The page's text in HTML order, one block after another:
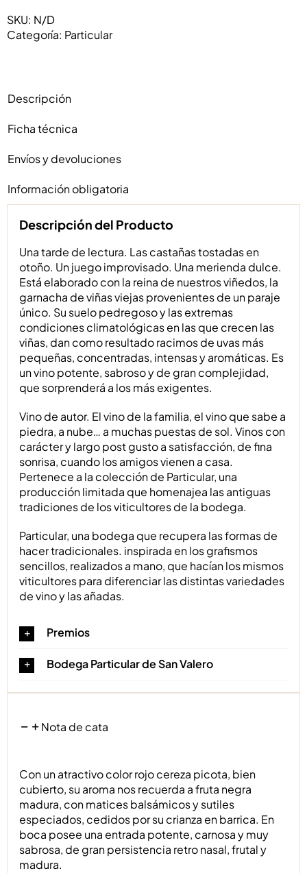
2022
cantidad
SKU: N/D
Categoría: Particular
Descripción
Ficha técnica
Envíos y devoluciones
Información obligatoria
Descripción del Producto
Una tarde de lectura. Las castañas tostadas en
otoño. Un juego improvisado. Una merienda dulce.
Está elaborado con la reina de nuestros viñedos, la
garnacha de viñas viejas provenientes de un paraje
único. Su suelo pedregoso y las extremas
condiciones climatológicas en las que crecen las
viñas, dan como resultado racimos de uvas más
pequeñas, concentradas, intensas y aromáticas. Es
un vino potente, sabroso y de gran complejidad,
que sorprenderá a los más exigentes.
Vino de autor. El vino de la familia, el vino que sabe a
piedra, a nube… a muchas puestas de sol. Vinos con
carácter y largo post gusto a satisfacción, de fina
sonrisa, cuando los amigos vienen a casa.
Pertenece a la colección de Particular, una
producción limitada que homenajea las antiguas
tradiciones de los viticultores de la bodega.
Particular, una bodega que recupera las formas de
hacer tradicionales. inspirada en los grafismos
sencillos, realizados a mano, que hacían los mismos
viticultores para diferenciar las distintas variedades
de vino y las añadas.
Premios
Bodega Particular de San Valero
Nota de cata
Con un atractivo color rojo cereza picota, bien
cubierto, su aroma nos recuerda a fruta negra
madura, con matices balsámicos y sutiles
especiados, cedidos por su crianza en barrica. En
boca posee una entrada potente, carnosa y muy
sabrosa, de gran persistencia retro nasal, frutal y
madura.